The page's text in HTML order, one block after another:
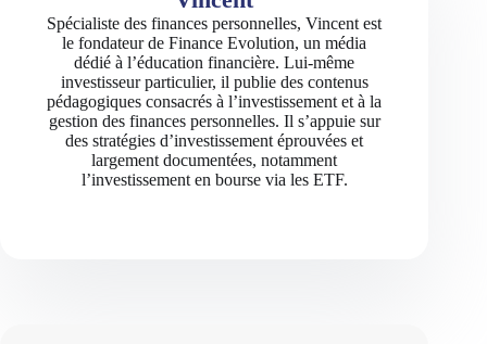
Spécialiste des finances personnelles, Vincent est
le fondateur de Finance Evolution, un média
dédié à l’éducation financière. Lui-même
investisseur particulier, il publie des contenus
pédagogiques consacrés à l’investissement et à la
gestion des finances personnelles. Il s’appuie sur
des stratégies d’investissement éprouvées et
largement documentées, notamment
l’investissement en bourse via les ETF.